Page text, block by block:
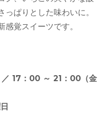
ぱりとした味わいに。
覚スイーツです。
17：00 ～ 21：00（金